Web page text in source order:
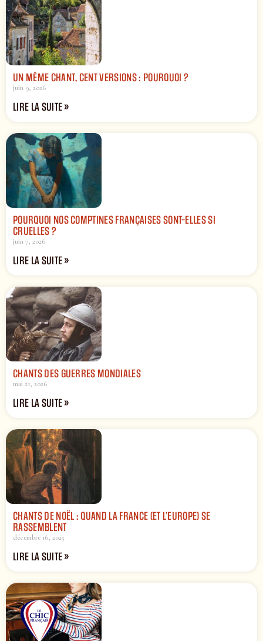
UN MÊME CHANT, CENT VERSIONS : POURQUOI ?
juin 9, 2026
LIRE LA SUITE »
POURQUOI NOS COMPTINES FRANÇAISES SONT-ELLES SI
CRUELLES ?
juin 7, 2026
LIRE LA SUITE »
CHANTS DES GUERRES MONDIALES
mai 21, 2026
LIRE LA SUITE »
CHANTS DE NOËL : QUAND LA FRANCE (ET L’EUROPE) SE
RASSEMBLENT
décembre 16, 2025
LIRE LA SUITE »